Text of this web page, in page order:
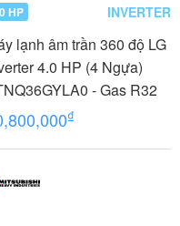
HP INVERTER
lạnh âm trần 360 độ LG
4.0 HP (4 Ngựa)
- Gas R32
₫